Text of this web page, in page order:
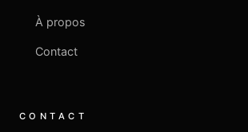
À propos
Contact
CONTACT